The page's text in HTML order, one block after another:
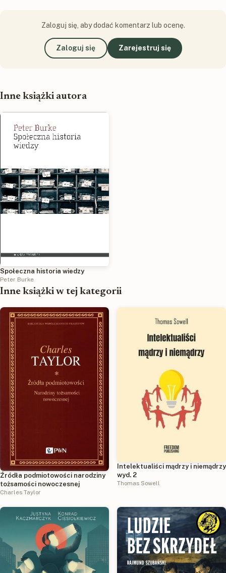
Zaloguj się, aby dodać komentarz lub ocenę.
Zaloguj się Zarejestruj się
Inne książki autora
Społeczna historia wiedzy
Peter Burke
Inne książki w tej kategorii
Źródła podmiotowości narodziny
tożsamości nowoczesnej
Charles Taylor
Intelektualiści mądrzy i niemądrzy
wyd. 2
Thomas Sowell